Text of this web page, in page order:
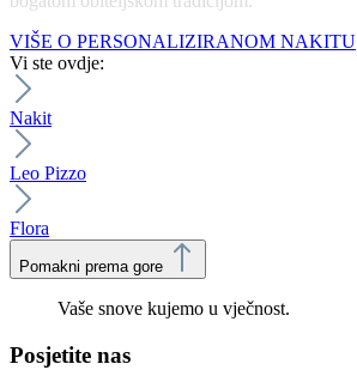
VIŠE O PERSONALIZIRANOM NAKITU
Vi ste ovdje:
Nakit
Leo Pizzo
Flora
Pomakni prema gore
Vaše snove kujemo u vječnost.
Posjetite nas